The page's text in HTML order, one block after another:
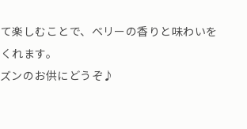
楽しむことで、ベリーの香りと味わいを
れます。
ンのお供にどうぞ♪